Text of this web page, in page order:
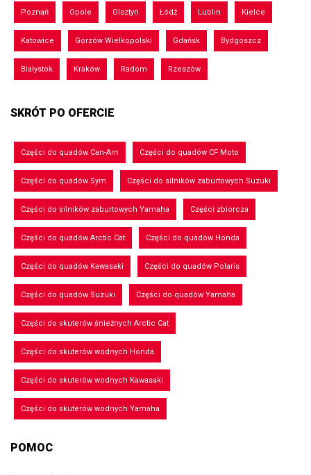
Poznań Opole Olsztyn Łódź Lublin Kielce
Katowice Gorzów Wielkopolski Gdańsk Bydgoszcz
Białystok Kraków Radom Rzeszów
SKRÓT PO OFERCIE
Części do quadów Can-Am Części do quadów CF Moto
Części do quadów Sym Części do silników zaburtowych Suzuki
Części do silników zaburtowych Yamaha Części zbiorcza
Części do quadów Arctic Cat Części do quadów Honda
Części do quadów Kawasaki Części do quadów Polaris
Części do quadów Suzuki Części do quadów Yamaha
Części do skuterów śnieżnych Arctic Cat
Części do skuterów wodnych Honda
Części do skuterów wodnych Kawasaki
Części do skuterów wodnych Yamaha
POMOC